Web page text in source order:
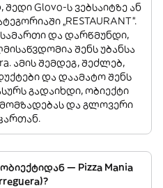
შედი Glovo-ს ვებსაიტზე ან
„RESTAURANT”.
და დარწმუნდი,
შენს უბანსა
ამის შემდეგ, შეძლებ,
და დაამატო შენს
გადაიხდი, ობიექტი
მომზადებას და გლოვერი
— Pizza Mania